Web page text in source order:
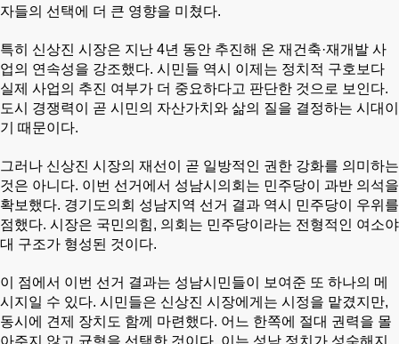
자들의 선택에 더 큰 영향을 미쳤다.
특히 신상진 시장은 지난 4년 동안 추진해 온 재건축·재개발 사
업의 연속성을 강조했다. 시민들 역시 이제는 정치적 구호보다
실제 사업의 추진 여부가 더 중요하다고 판단한 것으로 보인다.
도시 경쟁력이 곧 시민의 자산가치와 삶의 질을 결정하는 시대이
기 때문이다.
그러나 신상진 시장의 재선이 곧 일방적인 권한 강화를 의미하는
것은 아니다. 이번 선거에서 성남시의회는 민주당이 과반 의석을
확보했다. 경기도의회 성남지역 선거 결과 역시 민주당이 우위를
점했다. 시장은 국민의힘, 의회는 민주당이라는 전형적인 여소야
대 구조가 형성된 것이다.
이 점에서 이번 선거 결과는 성남시민들이 보여준 또 하나의 메
시지일 수 있다. 시민들은 신상진 시장에게는 시정을 맡겼지만,
동시에 견제 장치도 함께 마련했다. 어느 한쪽에 절대 권력을 몰
아주지 않고 균형을 선택한 것이다. 이는 성남 정치가 성숙해지